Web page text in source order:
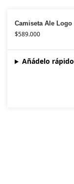
Camiseta Ale Logo
$589.000
Añádelo rápido